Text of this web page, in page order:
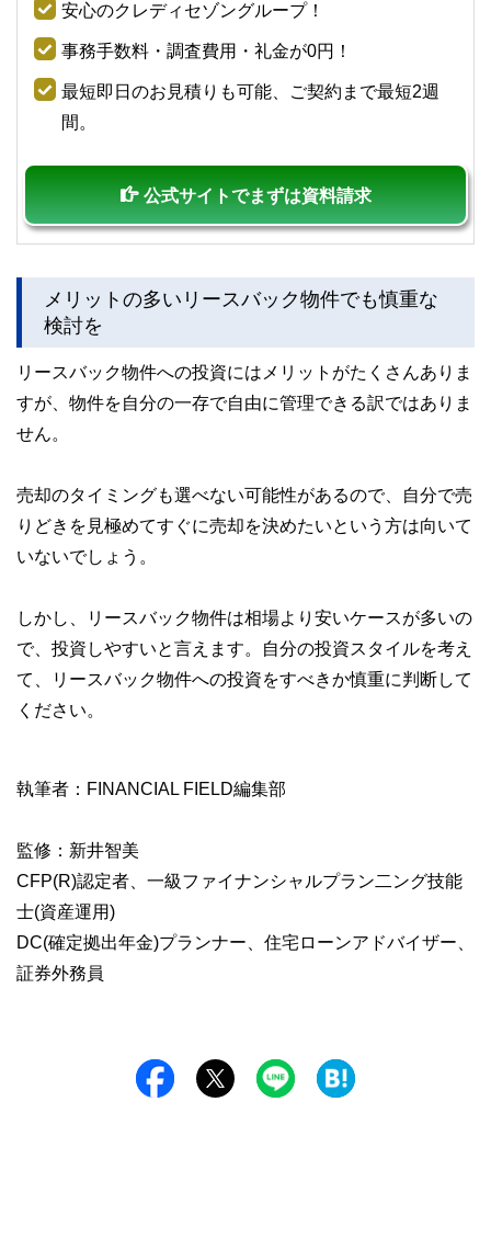
安心のクレディセゾングループ！
事務手数料・調査費用・礼金が0円！
最短即日のお見積りも可能、ご契約まで最短2週
間。
公式サイトでまずは資料請求
メリットの多いリースバック物件でも慎重な
検討を
リースバック物件への投資にはメリットがたくさんありま
すが、物件を自分の一存で自由に管理できる訳ではありま
せん。
売却のタイミングも選べない可能性があるので、自分で売
りどきを見極めてすぐに売却を決めたいという方は向いて
いないでしょう。
しかし、リースバック物件は相場より安いケースが多いの
で、投資しやすいと言えます。自分の投資スタイルを考え
て、リースバック物件への投資をすべきか慎重に判断して
ください。
執筆者：FINANCIAL FIELD編集部
監修：新井智美
CFP(R)認定者、一級ファイナンシャルプラン二ング技能
士(資産運用)
DC(確定拠出年金)プランナー、住宅ローンアドバイザー、
証券外務員